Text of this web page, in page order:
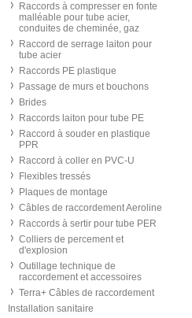
Raccords à compresser en fonte
malléable pour tube acier,
conduites de cheminée, gaz
Raccord de serrage laiton pour
tube acier
Raccords PE plastique
Passage de murs et bouchons
Brides
Raccords laiton pour tube PE
Raccord à souder en plastique
PPR
Raccord à coller en PVC-U
Flexibles tressés
Plaques de montage
Câbles de raccordement Aeroline
Raccords à sertir pour tube PER
Colliers de percement et
d'explosion
Outillage technique de
raccordement et accessoires
Terra+ Câbles de raccordement
Installation sanitaire